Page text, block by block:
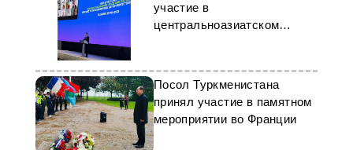
участие в
центральноазиатском
Посол Туркменистана
принял участие в памятном
мероприятии во Франции